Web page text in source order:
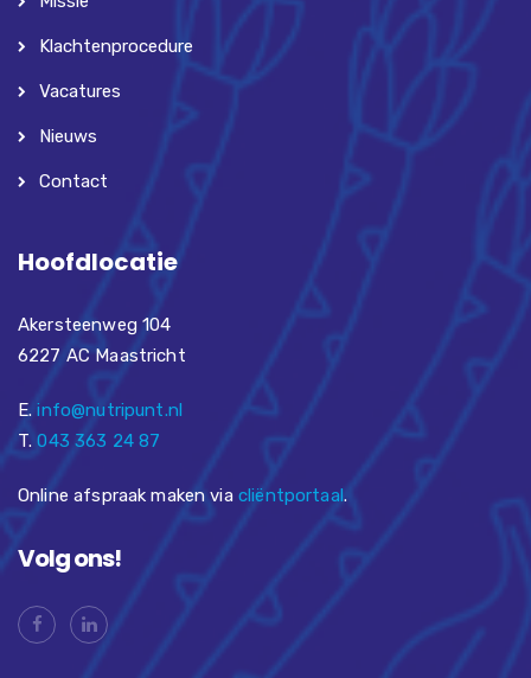
Klachtenprocedure
Vacatures
Nieuws
Contact
Hoofdlocatie
Akersteenweg 104
6227 AC Maastricht
E.info@nutripunt.nl
T.043 363 24 87
Online afspraak maken via cliëntportaal.
Volg ons!